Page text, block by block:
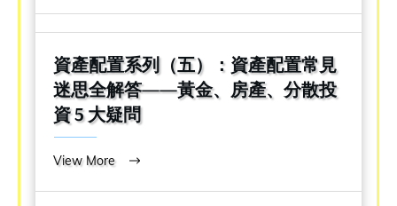
資產配置系列（五）：資產配置常見
迷思全解答——黃金、房產、分散投
資 5 大疑問
View More